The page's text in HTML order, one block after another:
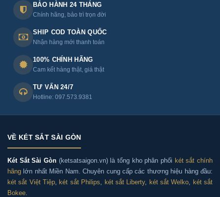
BẢO HÀNH 24 THÁNG
Chính hãng, bảo trì trọn đời
SHIP COD TOÀN QUỐC
Nhận hàng mới thanh toán
100% CHÍNH HÃNG
Cam kết hàng thật, giá thật
TƯ VẤN 24/7
Hotline: 097.573.9381
VỀ KÉT SẮT SÀI GÒN
Két Sắt Sài Gòn (ketsatsaigon.vn) là tổng kho phân phối két sắt chính
hãng lớn nhất Miền Nam. Chuyên cung cấp các thương hiệu hàng đầu:
két sắt Việt Tiệp, két sắt Philips, két sắt Liberty, két sắt Welko, két sắt
Bokee.